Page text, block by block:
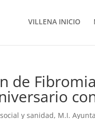
VILLENA INICIO
de
y sanidad, M.I.